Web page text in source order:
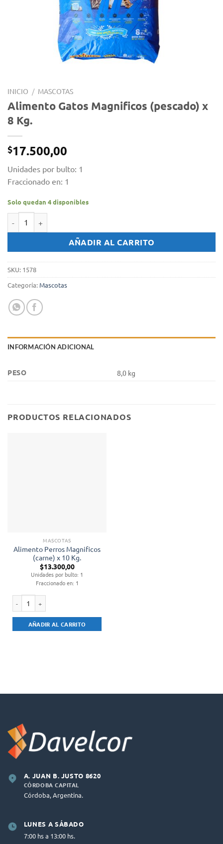
INICIO / MASCOTAS
Alimento Gatos Magnificos (pescado) x
8 Kg.
$17.500,00
Unidades por bulto: 1
Fraccionado en: 1
Solo quedan 4 disponibles
Alimento Gatos Magnificos (pescado) x 8 Kg. cantidad
AÑADIR AL CARRITO
SKU: 1578
Categoría: Mascotas
INFORMACIÓN ADICIONAL
PESO 8,0 kg
PRODUCTOS RELACIONADOS
MASCOTAS
Alimento Perros Magnificos
(carne) x 10 Kg.
$13.300,00
Unidades por bulto: 1
Fraccionado en: 1
AÑADIR AL CARRITO
A. JUAN B. JUSTO 8620
CÓRDOBA CAPITAL
Córdoba, Argentina.
LUNES A SÁBADO
7:00 hs a 13:00 hs.